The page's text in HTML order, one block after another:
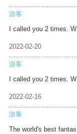
游客
I called you 2 times. W
2022-02-20
游客
I called you 2 times. W
2022-02-16
游客
The world's best fantas